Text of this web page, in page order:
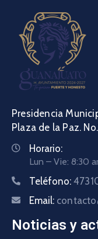
Plaza de la Paz.
Horario:
Lun – Vie: 8:30
Teléfono:
Email:
Noticias y